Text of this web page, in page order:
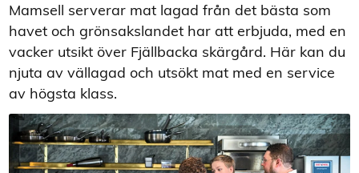
Mamsell serverar mat lagad från det bästa som
havet och grönsakslandet har att erbjuda, med en
vacker utsikt över Fjällbacka skärgård. Här kan du
njuta av vällagad och utsökt mat med en service
av högsta klass.